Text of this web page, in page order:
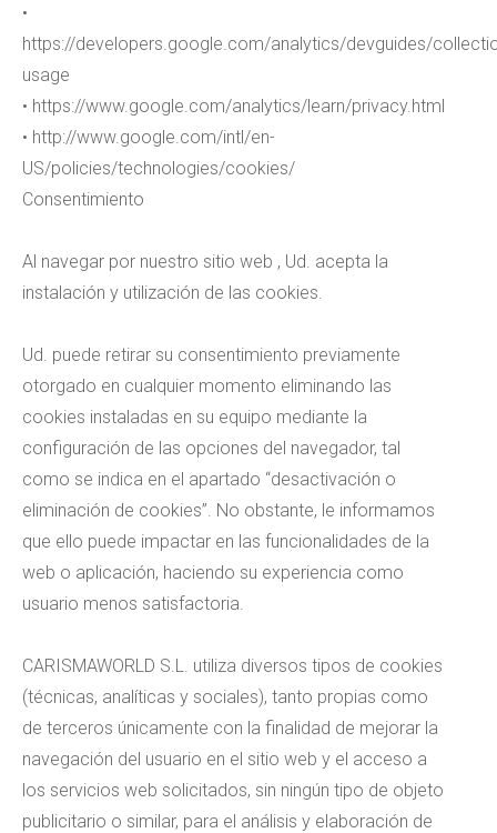
•
https://developers.google.com/analytics/devguides/
usage
• https://www.google.com/analytics/learn/privacy.html
• http://www.google.com/intl/en-
US/policies/technologies/cookies/
Consentimiento
Al navegar por nuestro sitio web , Ud. acepta la
instalación y utilización de las cookies.
Ud. puede retirar su consentimiento previamente
otorgado en cualquier momento eliminando las
cookies instaladas en su equipo mediante la
configuración de las opciones del navegador, tal
como se indica en el apartado “desactivación o
eliminación de cookies”. No obstante, le informamos
que ello puede impactar en las funcionalidades de la
web o aplicación, haciendo su experiencia como
usuario menos satisfactoria.
CARISMAWORLD S.L. utiliza diversos tipos de cookies
(técnicas, analíticas y sociales), tanto propias como
de terceros únicamente con la finalidad de mejorar la
navegación del usuario en el sitio web y el acceso a
los servicios web solicitados, sin ningún tipo de objeto
publicitario o similar, para el análisis y elaboración de